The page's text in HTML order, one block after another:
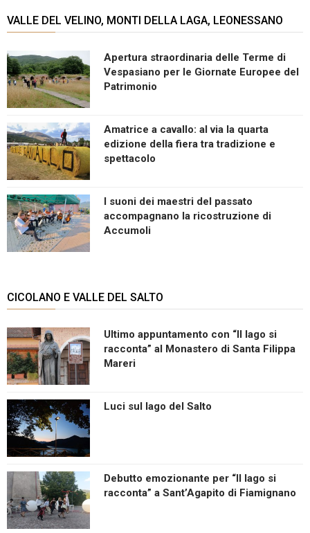
VALLE DEL VELINO, MONTI DELLA LAGA, LEONESSANO
Apertura straordinaria delle Terme di
Vespasiano per le Giornate Europee del
Patrimonio
Amatrice a cavallo: al via la quarta
edizione della fiera tra tradizione e
spettacolo
I suoni dei maestri del passato
accompagnano la ricostruzione di
Accumoli
CICOLANO E VALLE DEL SALTO
Ultimo appuntamento con “Il lago si
racconta” al Monastero di Santa Filippa
Mareri
Luci sul lago del Salto
Debutto emozionante per “Il lago si
racconta” a Sant’Agapito di Fiamignano